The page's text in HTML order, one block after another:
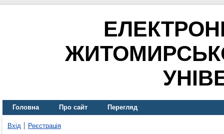
Головна Про сайт Перегляд
Вхід Реєстрація